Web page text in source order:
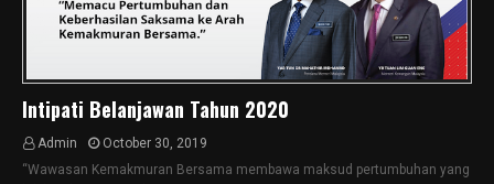
Intipati Belanjawan Tahun 2020
Admin
October 30, 2019
“Wawasan Kemakmuran Bersama membawa maksud pertumbuhan yang